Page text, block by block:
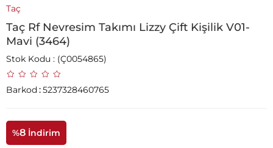
Taç
Taç Rf Nevresim Takımı Lizzy Çift Kişilik V01-
Mavi (3464)
Stok Kodu (Ç0054865)
Barkod:5237328460765
%8 İndirim